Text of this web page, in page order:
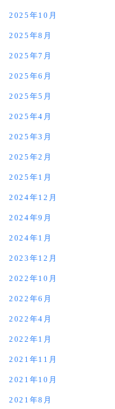
2025年10月
2025年8月
2025年7月
2025年6月
2025年5月
2025年4月
2025年3月
2025年2月
2025年1月
2024年12月
2024年9月
2024年1月
2023年12月
2022年10月
2022年6月
2022年4月
2022年1月
2021年11月
2021年10月
2021年8月